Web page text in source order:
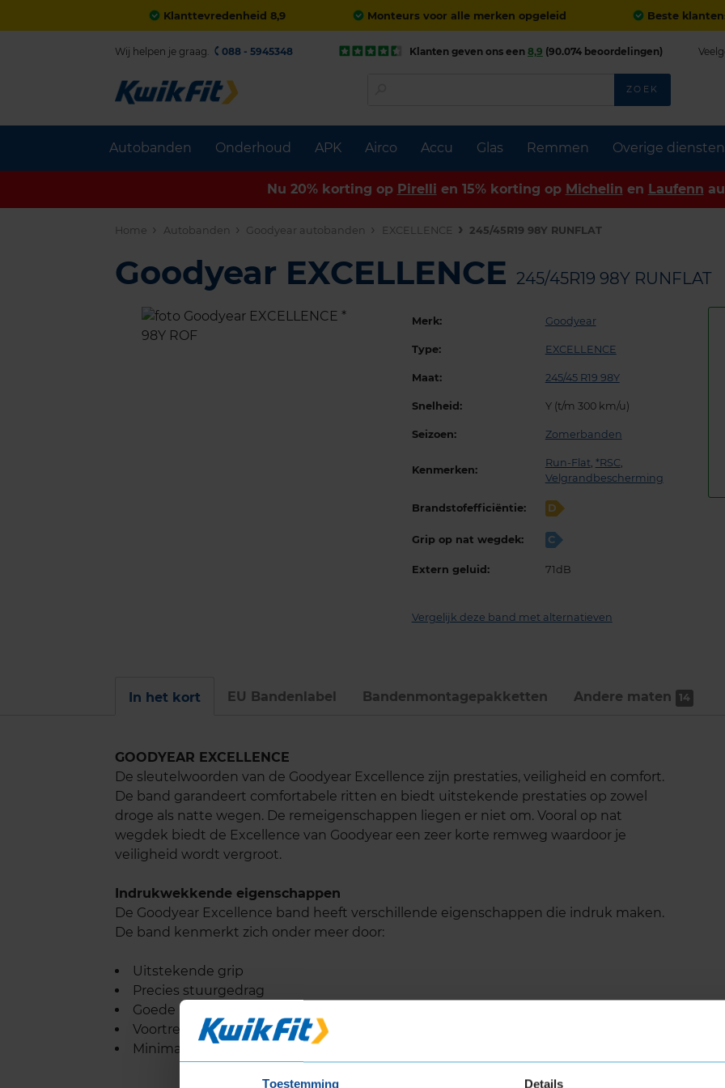
Toestemming Details
Klanttevredenheid 8,9 Monteurs voor alle merken opgeleid Beste
Autobanden Onderhoud APK Airco Accu Glas Remmen Overige diensten
Wij helpen je graag. 088 - 5945348 Klanten geven ons een 8,9 (90.074 beoordelingen)
ZOEK
Nu 20% korting op Pirelli en 15% korting op Michelin en Laufenn
Home Autobanden Goodyear autobanden EXCELLENCE 245/45R19 98Y RUNFLAT
Goodyear EXCELLENCE 245/45R19 98Y RUNFLAT
Merk: Goodyear
Type: EXCELLENCE
Maat: 245/45 R19 98Y
Snelheid: Y (t/m 300 km/u)
Seizoen: Zomerbanden
Kenmerken:
Run-Flat, *RSC,
Velgrandbescherming
Brandstofefficiëntie: D
Grip op nat wegdek: C
Extern geluid: 71dB
Vergelijk deze band met alternatieven
In het kort EU Bandenlabel Bandenmontage­pakketten Andere maten 14
GOODYEAR EXCELLENCE
De sleutelwoorden van de Goodyear Excellence zijn prestaties, veiligheid en comfort.
De band garandeert comfortabele ritten en biedt uitstekende prestaties op zowel
droge als natte wegen. De remeigenschappen liegen er niet om. Vooral op nat
wegdek biedt de Excellence van Goodyear een zeer korte remweg waardoor je
veiligheid wordt vergroot.
Indrukwekkende eigenschappen
De Goodyear Excellence band heeft verschillende eigenschappen die indruk maken.
De band kenmerkt zich onder meer door:
Uitstekende grip
Precies stuurgedrag
Goede bochtenstabiliteit
Voortreffelijke remprestaties
Minimaal rijgeluid